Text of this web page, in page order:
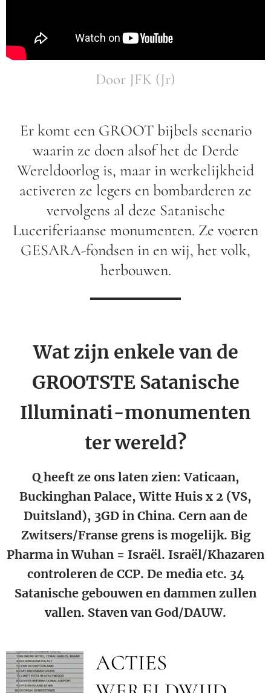
Door JFK (Jr)
Er komt een GROOT bijbels scenario
waarin ze doen alsof het de Derde
Wereldoorlog is, maar in werkelijkheid
activeren ze legers en bombarderen ze
vervolgens al deze Satanische
Luceriferiaanse monumenten. Ze voeren
GESARA-fondsen in en wij, het volk,
herbouwen.
Wat zijn enkele van de
GROOTSTE Satanische
Illuminati-monumenten
ter wereld?
Q heeft ze ons laten zien: Vaticaan,
Buckinghan Palace, Witte Huis x 2 (VS,
Duitsland), 3GD in China. Cern aan de
Zwitsers/Franse grens is mogelijk. Big
Pharma in Wuhan = Israël. Israël/Khazaren
controleren de CCP. De media etc. 34
Satanische gebouwen en dammen zullen
vallen. Staven van God/DAUW.
ACTIES